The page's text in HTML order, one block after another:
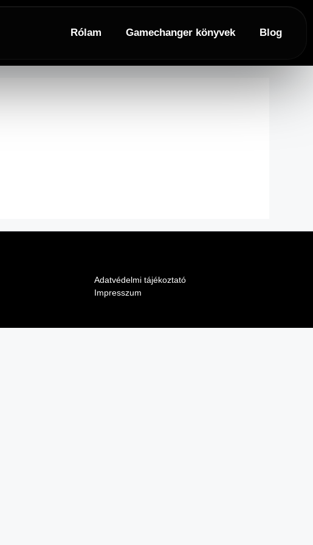
Rólam Gamechanger könyvek Blog
Adatvédelmi tájékoztató
Impresszum